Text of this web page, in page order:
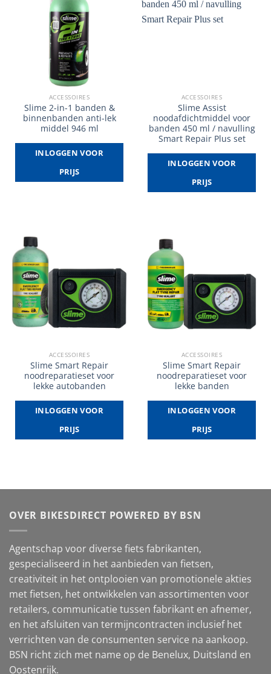
ACCESSOIRES
Slime 2-in-1 banden &
binnenbanden anti-lek
middel 946 ml
INLOGGEN VOOR
PRIJS
ACCESSOIRES
Slime Assist
noodafdichtmiddel voor
banden 450 ml / navulling
Smart Repair Plus set
INLOGGEN VOOR
PRIJS
ACCESSOIRES
Slime Smart Repair
noodreparatieset voor
lekke autobanden
INLOGGEN VOOR
PRIJS
ACCESSOIRES
Slime Smart Repair
noodreparatieset voor
lekke banden
INLOGGEN VOOR
PRIJS
OVER BIKESDIRECT POWERED BY BSN
Agentschap voor diverse fiets fabrikanten,
gespecialiseerd in het aanbieden van fietsen,
creativiteit in het ontplooien van promotionele akties
met fietsen, het ontwikkelen van assortimenten voor
retailers, communicatie tussen fabrikant en afnemer,
en het afsluiten van termijncontracten inclusief het
verrichten van de consumenten service na aankoop.
BSN richt zich met name op de Benelux, Duitsland en
Oostenrijk.